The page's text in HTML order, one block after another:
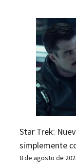
Star Trek:
simplemente
8 de agosto de